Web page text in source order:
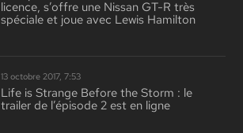
licence, s’offre une Nissan GT-R très
spéciale et joue avec Lewis Hamilton
13 octobre 2017, 7:53
Life is Strange Before the Storm : le
trailer de l’épisode 2 est en ligne